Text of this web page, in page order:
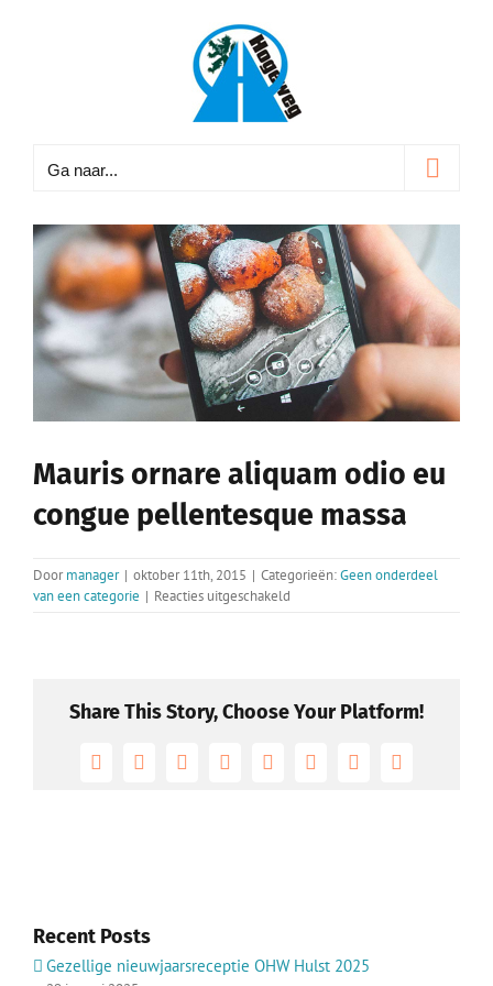
Ga naar...
Mauris ornare aliquam odio eu
congue pellentesque massa
Doormanager | oktober 11th, 2015 | Categorieën:Geen onderdeel
van een categorie | Reacties uitgeschakeld
congue
massa
Share This Story, Choose Your Platform!
Facebook
X RedditLinkedInTumblrPinterest
Vk
E-
Recent Posts
Gezellige nieuwjaarsreceptie OHW Hulst 2025